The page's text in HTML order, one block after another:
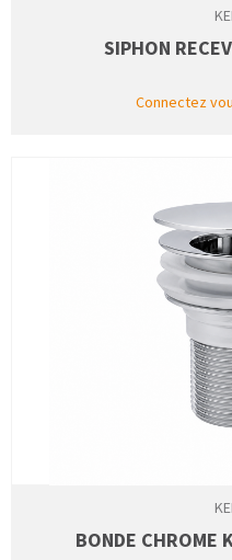
SIPHON
Connectez
BONDE CHROME